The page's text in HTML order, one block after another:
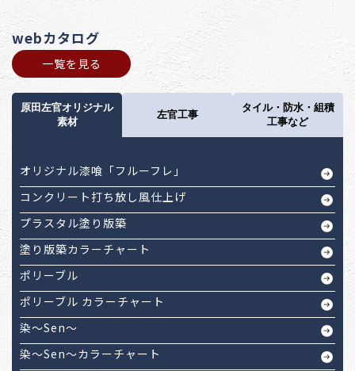
webカタログ
一覧を見る
原田左官オリジナル
素材
左官工事
タイル・防水・組積
工事など
オリジナル漆喰「フルーフレ」
コンクリート打ち放し風仕上げ
プラスタル塗り版築
塗り版築カラーチャート
ポリーブル
ポリーブル カラーチャート
染～Sen～
染～Sen～カラーチャート